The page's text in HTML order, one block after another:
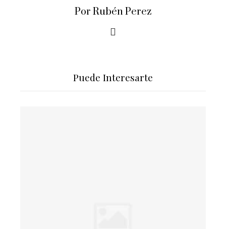
Por Rubén Perez
Puede Interesarte